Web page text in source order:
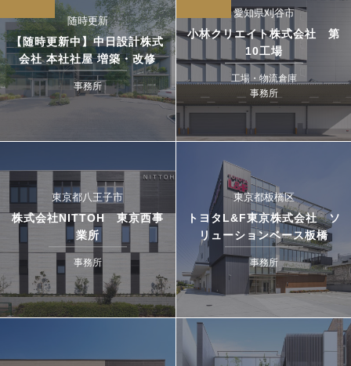
随時更新
【随時更新中】中日設計株式
会社 本社社屋 増築・改修
事務所
愛知県刈谷市
小林クリエイト株式会社 第
10工場
工場・物流倉庫
事務所
東京都八王子市
株式会社NITTOH 東京西事
業所
事務所
東京都板橋区
トヨタL&F東京株式会社 ソ
リューションベース板橋
事務所